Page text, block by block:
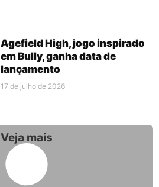
Agefield High, jogo inspirado
em Bully, ganha data de
lançamento
17 de julho de 2026
Veja mais